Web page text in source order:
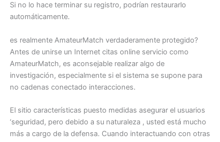
Si no lo hace terminar su registro, podrían restaurarlo
automáticamente.
es realmente AmateurMatch verdaderamente protegido?
Antes de unirse un Internet citas online servicio como
AmateurMatch, es aconsejable realizar algo de
investigación, especialmente si el sistema se supone para
no cadenas conectado interacciones.
El sitio características puesto medidas asegurar el usuarios
‘seguridad, pero debido a su naturaleza , usted está mucho
más a cargo de la defensa. Cuando interactuando con otras